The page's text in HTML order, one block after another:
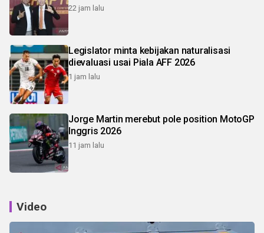
22 jam lalu
Legislator minta kebijakan naturalisasi
dievaluasi usai Piala AFF 2026
1 jam lalu
Jorge Martin merebut pole position MotoGP
Inggris 2026
11 jam lalu
Video